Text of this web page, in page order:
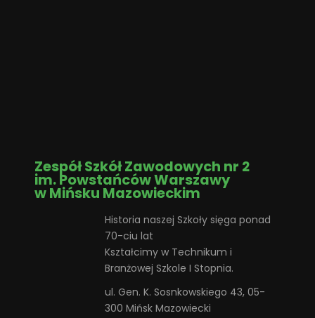
Zespół Szkół Zawodowych nr 2
im. Powstańców Warszawy
w Mińsku Mazowieckim
Historia naszej Szkoły sięga ponad
70-ciu lat
Kształcimy w Technikum i
Branżowej Szkole I Stopnia.
ul. Gen. K. Sosnkowskiego 43, 05-
300 Mińsk Mazowiecki